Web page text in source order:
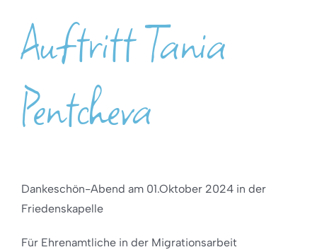
Auftritt Tania
Pentcheva
Dankeschön-Abend am 01.Oktober 2024 in der
Friedenskapelle
Für Ehrenamtliche in der Migrationsarbeit